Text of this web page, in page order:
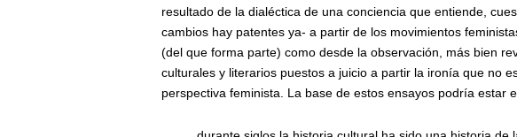
resultado de la dialéctica de una conciencia que entiende,
cambios hay patentes ya- a partir de los movimientos
(del que forma parte) como desde la observación, más bien
culturales y literarios puestos a juicio a partir la ironía que no
perspectiva feminista. La base de estos ensayos podría estar